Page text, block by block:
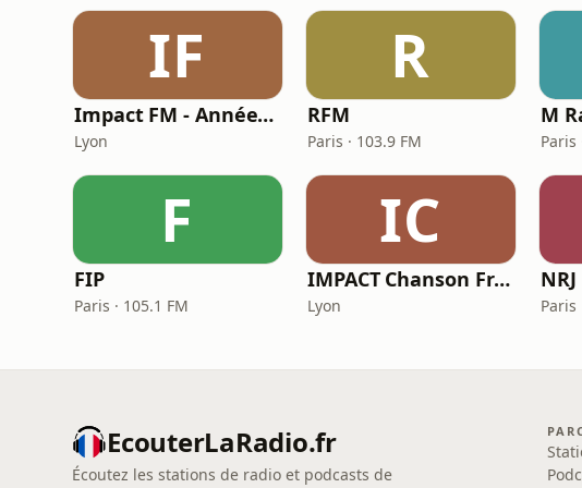
IF
Impact FM - Années 80
Lyon
R
RFM
Paris · 103.9 FM
M
Paris
F
FIP
Paris · 105.1 FM
IC
IMPACT Chanson Française
Lyon Paris
EcouterLaRadio.fr
Écoutez les stations de radio et podcasts de